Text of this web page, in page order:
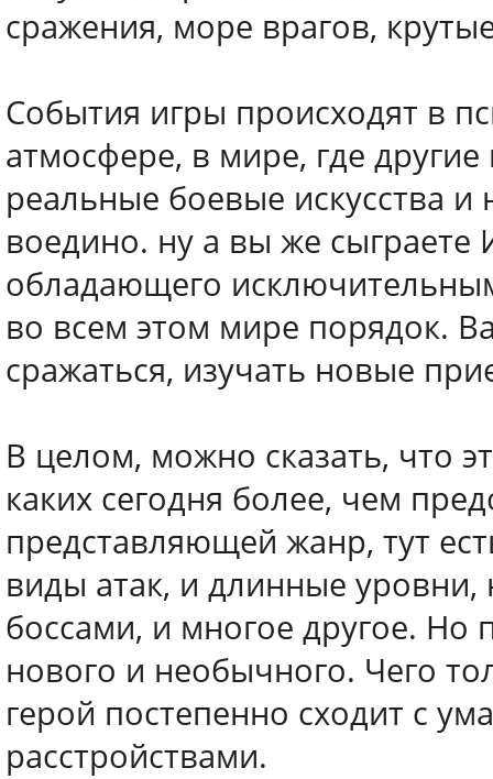
сражения, море врагов,
События игры происходят в
атмосфере, в мире, где
реальные боевые искусства и
воедино. ну а вы же сыграете
обладающего
во всем этом мире порядок.
сражаться, изучать новые
В целом, можно сказать, что
каких сегодня более, чем
представляющей жанр, тут
виды атак, и длинные уровни,
боссами, и многое другое. Но
нового и необычного. Чего
герой постепенно сходит с
расстройствами.